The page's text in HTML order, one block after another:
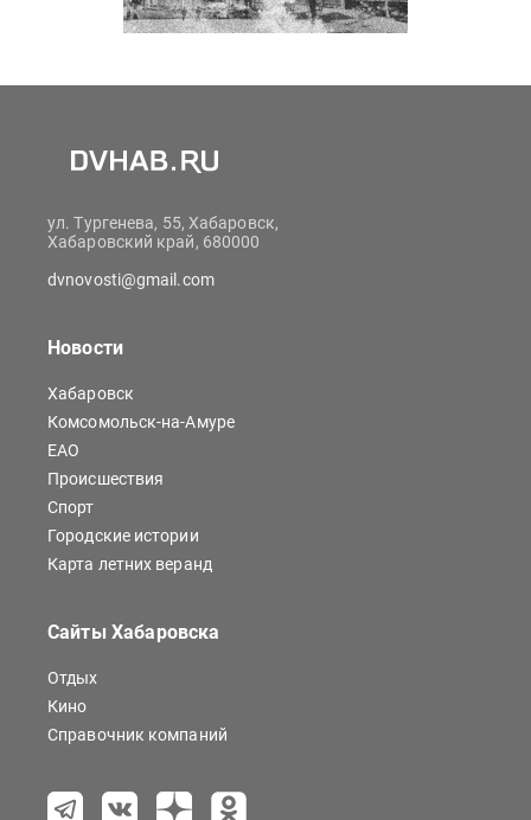
ул. Тургенева, 55, Хабаровск,
Хабаровский край, 680000
dvnovosti@gmail.com
Новости
Хабаровск
Комсомольск-на-Амуре
ЕАО
Происшествия
Спорт
Городские истории
Карта летних веранд
Сайты Хабаровска
Отдых
Кино
Справочник компаний